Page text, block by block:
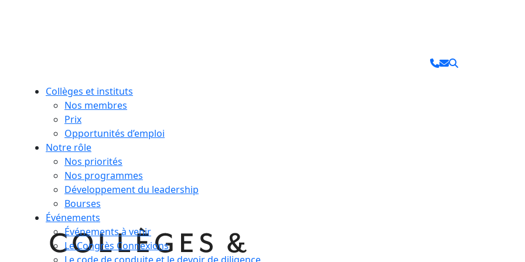
Collèges et instituts
Nos membres
Prix
Opportunités d’emploi
Notre rôle
Nos priorités
Nos programmes
Développement du leadership
Bourses
Événements
Événements à venir
Le Congrès Connexions